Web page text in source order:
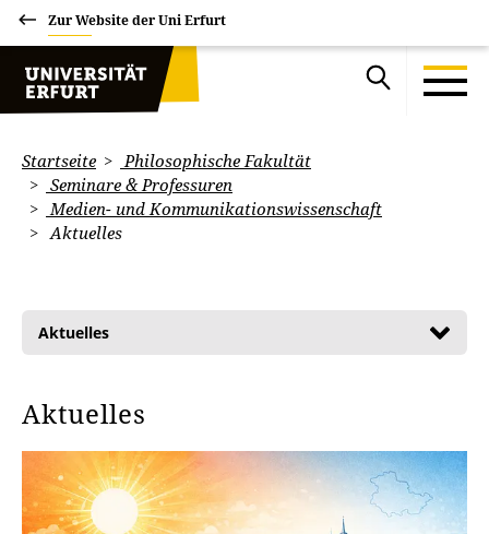
Zur Website der Uni Erfurt
Startseite
Philosophische Fakultät
Seminare & Professuren
Medien- und Kommunikationswissenschaft
Aktuelles
Aktuelles
Aktuelles